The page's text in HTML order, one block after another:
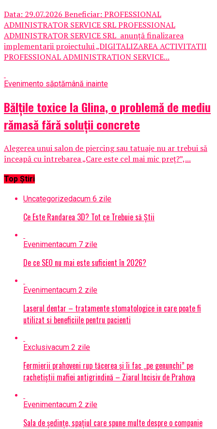
Data: 29.07.2026 Beneficiar: PROFESSIONAL
ADMINISTRATOR SERVICE SRL PROFESSIONAL
ADMINISTRATOR SERVICE SRL anunţă finalizarea
implementarii proiectului „DIGITALIZAREA ACTIVITATII
PROFESSIONAL ADMINISTRATION SERVICE...
Evenimento săptămână inainte
Bălțile toxice la Glina, o problemă de mediu
rămasă fără soluții concrete
Alegerea unui salon de piercing sau tatuaje nu ar trebui să
înceapă cu întrebarea „Care este cel mai mic preț?”,...
Top Știri
Uncategorizedacum 6 zile
Ce Este Randarea 3D? Tot ce Trebuie să Știi
Evenimentacum 7 zile
De ce SEO nu mai este suficient în 2026?
Evenimentacum 2 zile
Laserul dentar – tratamente stomatologice in care poate fi
utilizat si beneficiile pentru pacienti
Exclusivacum 2 zile
Fermierii prahoveni rup tăcerea și îi fac „pe genunchi” pe
rachetiștii mafiei antigrindină – Ziarul Incisiv de Prahova
Evenimentacum 2 zile
Sala de ședințe, spațiul care spune multe despre o companie